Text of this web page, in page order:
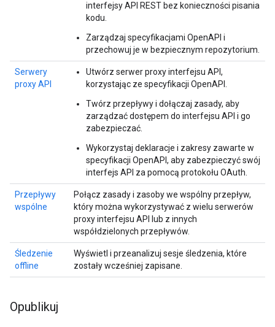
interfejsy API REST bez konieczności pisania
kodu.
Zarządzaj specyfikacjami OpenAPI i
przechowuj je w bezpiecznym repozytorium.
Serwery
proxy API
Utwórz serwer proxy interfejsu API,
korzystając ze specyfikacji OpenAPI.
Twórz przepływy i dołączaj zasady, aby
zarządzać dostępem do interfejsu API i go
zabezpieczać.
Wykorzystaj deklaracje i zakresy zawarte w
specyfikacji OpenAPI, aby zabezpieczyć swój
interfejs API za pomocą protokołu OAuth.
Przepływy
wspólne
Połącz zasady i zasoby we wspólny przepływ,
który można wykorzystywać z wielu serwerów
proxy interfejsu API lub z innych
współdzielonych przepływów.
Śledzenie
offline
Wyświetl i przeanalizuj sesje śledzenia, które
zostały wcześniej zapisane.
Opublikuj